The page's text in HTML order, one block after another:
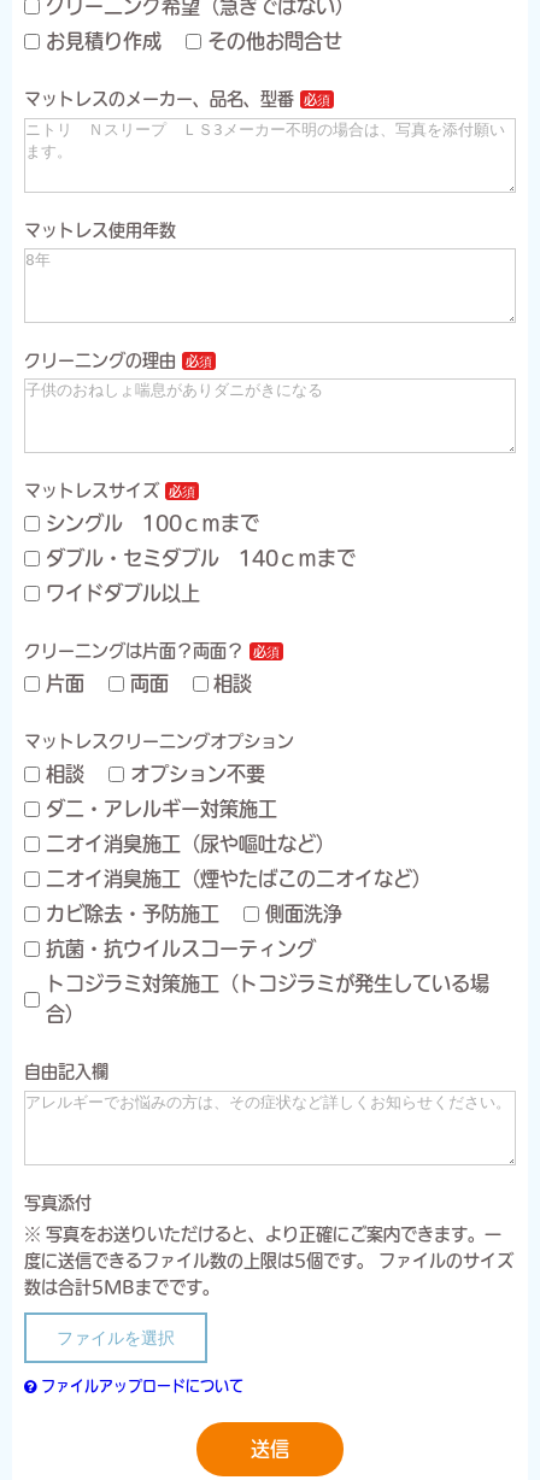
クリーニング希望（急ぎではない）
お見積り作成
その他お問合せ
マットレスのメーカー、品名、型番
マットレス使用年数
クリーニングの理由
マットレスサイズ
シングル 100ｃｍまで
ダブル・セミダブル 140ｃｍまで
ワイドダブル以上
クリーニングは片面？両面？
片面 両面 相談
マットレスクリーニングオプション
相談
オプション不要
ダニ・アレルギー対策施工
ニオイ消臭施工（尿や嘔吐など）
ニオイ消臭施工（煙やたばこのニオイなど）
カビ除去・予防施工
側面洗浄
抗菌・抗ウイルスコーティング
トコジラミ対策施工（トコジラミが発生している場
合）
自由記入欄
写真添付
※ 写真をお送りいただけると、より正確にご案内できます。一
度に送信できるファイル数の上限は5個です。 ファイルのサイズ
数は合計5MBまでです。
ファイルを選択
ファイルアップロードについて
送信